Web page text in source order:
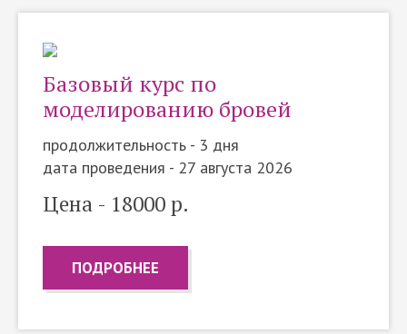
Базовый курс по
моделированию бровей
продолжительность - 3 дня
дата проведения - 27 августа 2026
Цена - 18000 р.
ПОДРОБНЕЕ